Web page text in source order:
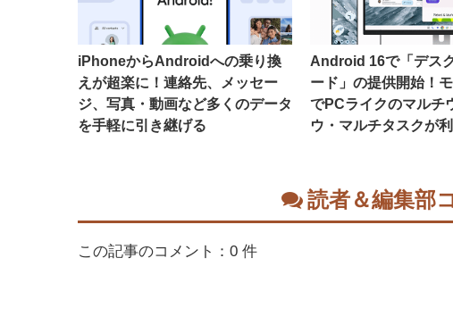
iPhoneからAndroidへの乗り換
えが超楽に！連絡先、メッセー
ジ、写真・動画など多くのデータ
を手軽に引き継げる
Android 16で「デス
ード」の提供開始！
でPCライクのマルチ
ウ・マルチタスクが
読者＆編集部
この記事のコメント：0 件